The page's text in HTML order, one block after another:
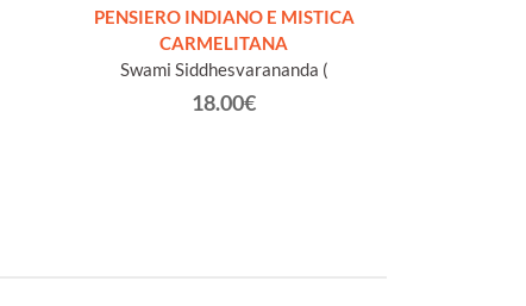
PENSIERO INDIANO E MISTICA
CARMELITANA
Swami Siddhesvarananda (
18.00€